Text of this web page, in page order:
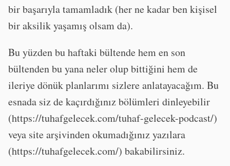
bir başarıyla tamamladık (her ne kadar ben kişisel
bir aksilik yaşamış olsam da).
Bu yüzden bu haftaki bültende hem en son
bültenden bu yana neler olup bittiğini hem de
ileriye dönük planlarımı sizlere anlatayacağım. Bu
esnada siz de kaçırdığınız bölümleri dinleyebilir
(https://tuhafgelecek.com/tuhaf-gelecek-podcast/)
veya site arşivinden okumadığınız yazılara
(https://tuhafgelecek.com/) bakabilirsiniz.